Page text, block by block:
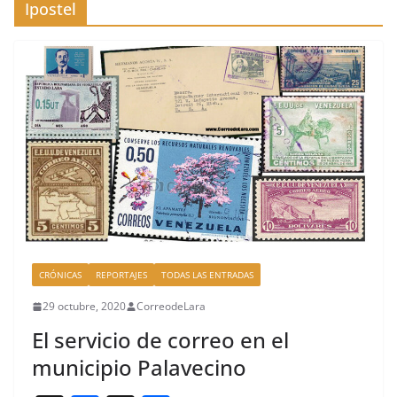
Ipostel
CRÓNICAS REPORTAJES TODAS LAS ENTRADAS
29 octubre, 2020 CorreodeLara
El servicio de correo en el
municipio Palavecino